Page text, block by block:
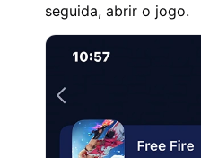
seguida, abrir o jogo.